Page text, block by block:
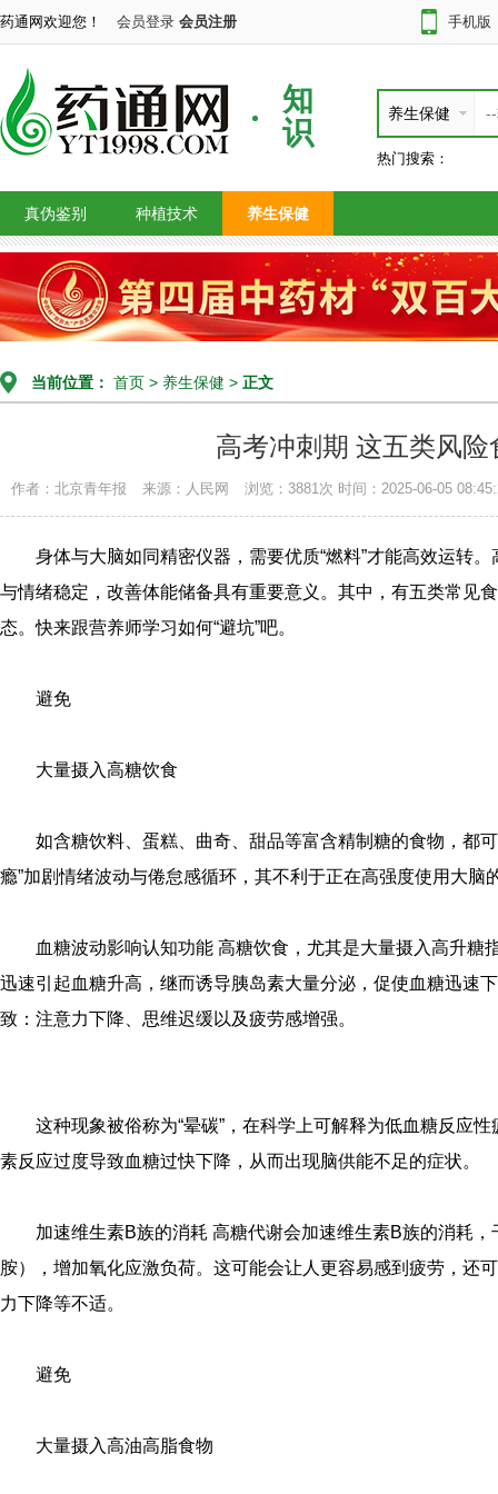
药通网欢迎您！ 会员登录 会员注册 手机版
知
识
养生保健
热门搜索：
真伪鉴别 种植技术 养生保健
当前位置： 首页 > 养生保健 > 正文
高考冲刺期 这五类风险
作者：北京青年报 来源：人民网 浏览：3881次 时间：2025-06-05
身体与大脑如同精密仪器，需要优质“燃料”才能高效运转
与情绪稳定，改善体能储备具有重要意义。其中，有五类常见
态。快来跟营养师学习如何“避坑”吧。
避免
大量摄入高糖饮食
如含糖饮料、蛋糕、曲奇、甜品等富含精制糖的食物，都
瘾”加剧情绪波动与倦怠感循环，其不利于正在高强度使用大脑
血糖波动影响认知功能 高糖饮食，尤其是大量摄入高升糖
迅速引起血糖升高，继而诱导胰岛素大量分泌，促使血糖迅速
致：注意力下降、思维迟缓以及疲劳感增强。
这种现象被俗称为“晕碳”，在科学上可解释为低血糖反应
素反应过度导致血糖过快下降，从而出现脑供能不足的症状。
加速维生素B族的消耗 高糖代谢会加速维生素B族的消耗
胺），增加氧化应激负荷。这可能会让人更容易感到疲劳，还
力下降等不适。
避免
大量摄入高油高脂食物